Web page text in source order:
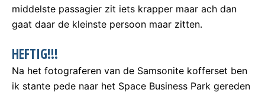
middelste passagier zit iets krapper maar ach dan
gaat daar de kleinste persoon maar zitten.
HEFTIG!!!
Na het fotograferen van de Samsonite kofferset ben
ik stante pede naar het Space Business Park gereden